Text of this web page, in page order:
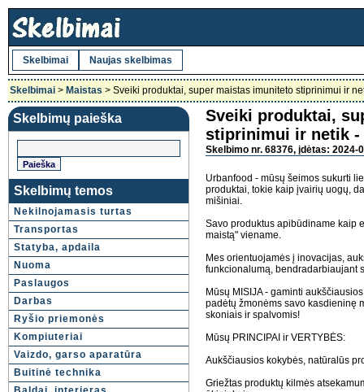
Skelbimai Naujas skelbimas
Skelbimai > Maistas > Sveiki produktai, super maistas imuniteto stiprinimui ir
Skelbimų paieška
Skelbimų temos
Nekilnojamasis turtas
Transportas
Statyba, apdaila
Nuoma
Paslaugos
Darbas
Ryšio priemonės
Kompiuteriai
Vaizdo, garso aparatūra
Buitinė technika
Sveiki produktai,
stiprinimui ir netik -
Skelbimo nr. 68376, įdėtas: 2024-
Urbanfood - mūsų šeimos sukurti
produktai, tokie kaip įvairių uogų,
mišiniai.
Savo produktus apibūdiname kaip
maistą" viename.
Mes orientuojamės į inovacijas,
funkcionalumą, bendradarbiaujant
Mūsų MISIJA - gaminti
padėtų žmonėms savo kasdieninę
skoniais ir spalvomis!
Mūsų PRINCIPAI ir VERTYBĖS:
Aukščiausios kokybės, natūralūs
Griežtas produktų kilmės